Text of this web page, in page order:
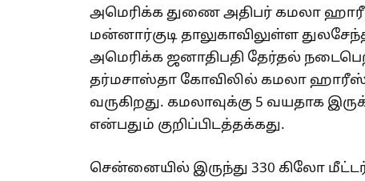
அமெரிக்க துணை அதிபர் கமலா
மன்னார்குடி தாலுகாவிலுள்ள
அமெரிக்க ஜனாதிபதி தேர்தல்
தர்மசாஸ்தா கோவிலில் கமலா ஹாரீஸ்
வருகிறது. கமலாவுக்கு 5 வயதாக
என்பதும் குறிப்பிடத்தக்கது.
சென்னையில் இருந்து 330 கிலோ